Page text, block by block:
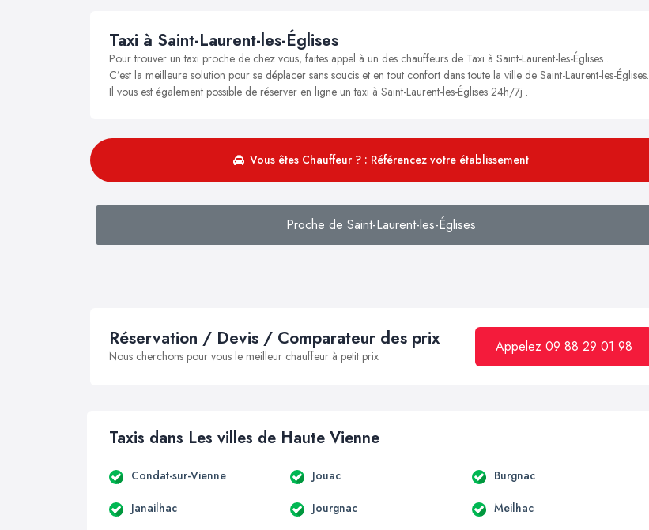
Taxi à Saint-Laurent-les-Églises
Pour trouver un taxi proche de chez vous, faites appel à un des chauffeurs de Taxi à Saint-Laurent-les-Églises .
C’est la meilleure solution pour se déplacer sans soucis et en tout confort dans toute la ville de Saint-Laurent-les-Églises.
Il vous est également possible de réserver en ligne un taxi à Saint-Laurent-les-Églises 24h/7j .
Vous êtes Chauffeur ? : Référencez votre établissement
Proche de Saint-Laurent-les-Églises
Réservation / Devis / Comparateur des prix
Nous cherchons pour vous le meilleur chauffeur à petit prix
Appelez 09 88 29 01 98
Taxis dans Les villes de Haute Vienne
Condat-sur-Vienne Jouac Burgnac
Janailhac Jourgnac Meilhac